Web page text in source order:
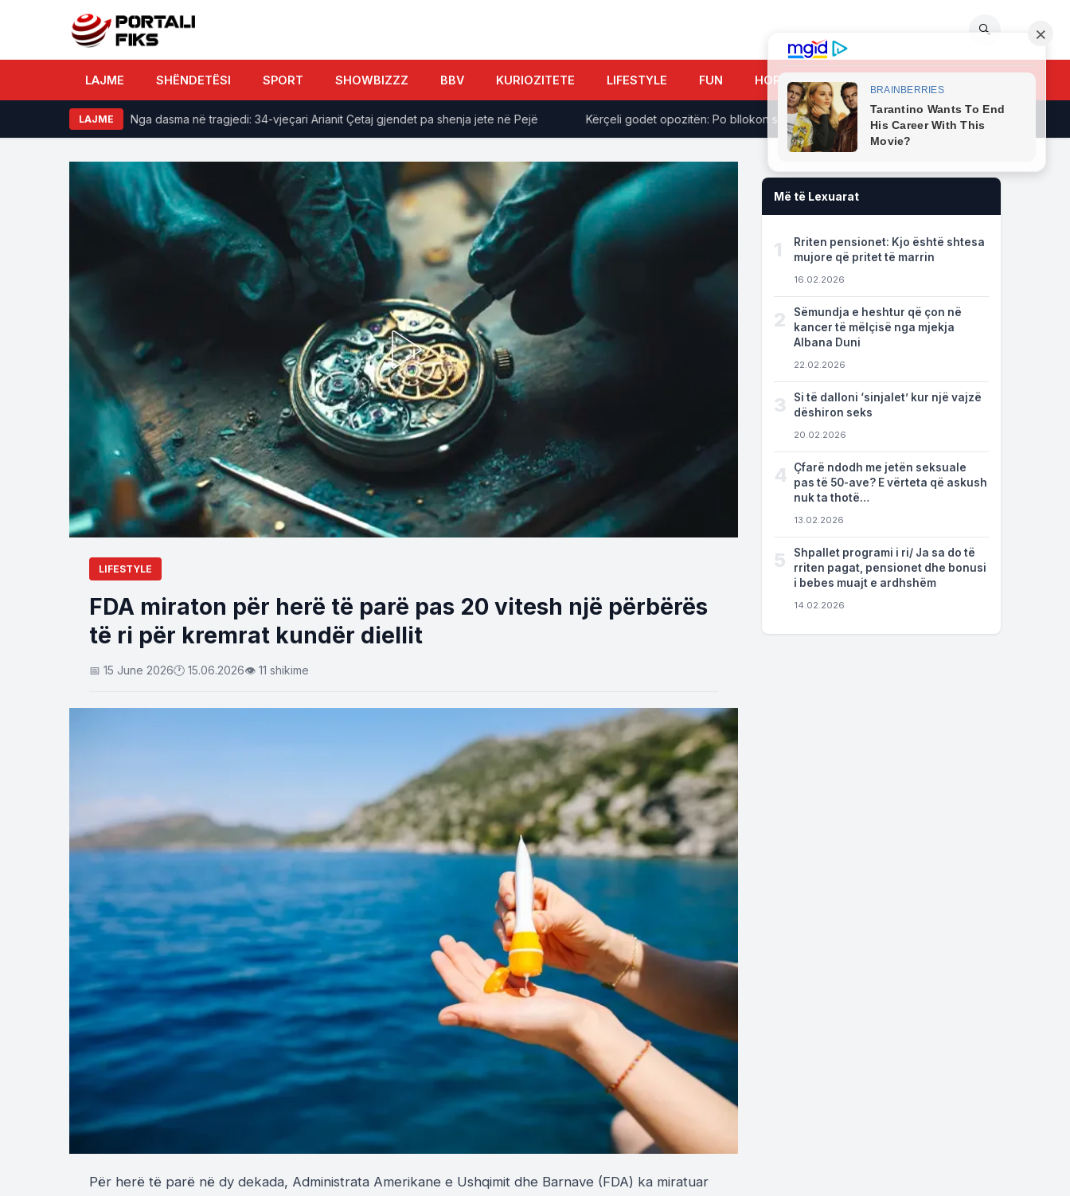
🔍
LAJME SHËNDETËSI SPORT SHOWBIZZZ BBV KURIOZITETE LIFESTYLE FUN HOROSKOPI
LAJMENga dasma në tragjedi: 34-vjeçari Arianit Çetaj gjendet pa shenja jete në Pejë Kërçeli godet opozitën: Po bllokon shtetin me shpresën se do ta rrëzojë LVV-në
LIFESTYLE
FDA miraton për herë të parë pas 20 vitesh një përbërës
të ri për kremrat kundër diellit
📅 15 June 2026🕐 15.06.2026👁 11 shikime
Për herë të parë në dy dekada, Administrata Amerikane e Ushqimit dhe Barnave (FDA) ka miratuar
Më të Lexuarat
1
Rriten pensionet: Kjo është shtesa
mujore që pritet të marrin
16.02.2026
2
Sëmundja e heshtur që çon në
kancer të mëlçisë nga mjekja
Albana Duni
22.02.2026
3
Si të dalloni ‘sinjalet’ kur një vajzë
dëshiron seks
20.02.2026
4
Çfarë ndodh me jetën seksuale
pas të 50-ave? E vërteta që askush
nuk ta thotë…
13.02.2026
5
Shpallet programi i ri/ Ja sa do të
rriten pagat, pensionet dhe bonusi
i bebes muajt e ardhshëm
14.02.2026